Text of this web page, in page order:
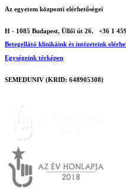
Az egyetem központi elérhetőségei
H - 1085 Budapest, Üllői út 26.
+36 1
Betegellátó klinikáink és intézeteink
Egységeink térképen
SEMEDUNIV (KRID: 648905308)